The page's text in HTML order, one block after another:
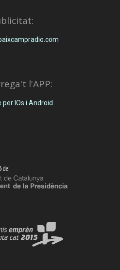
l'APP:
per IOs i Android